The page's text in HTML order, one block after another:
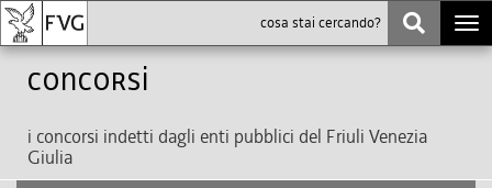
Concorsi
i concorsi indetti dagli enti pubblici del Friuli Venezia
Giulia